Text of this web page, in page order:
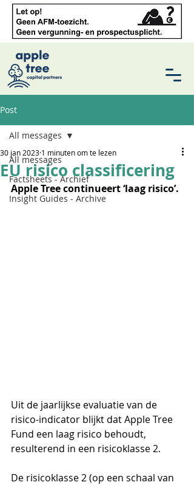
Post
All messages
Factsheets - Archief
Insight Guides - Archive
All messages
EU risico classificering
30 jan 2023 1 minuten om te lezen
Apple Tree continueert ‘laag risico’.
Uit de jaarlijkse evaluatie van de
risico-indicator blijkt dat Apple Tree
Fund een laag risico behoudt,
resulterend in een risicoklasse 2.
De risicoklasse 2 (op een schaal van